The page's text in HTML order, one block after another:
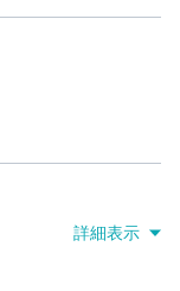
詳細表示